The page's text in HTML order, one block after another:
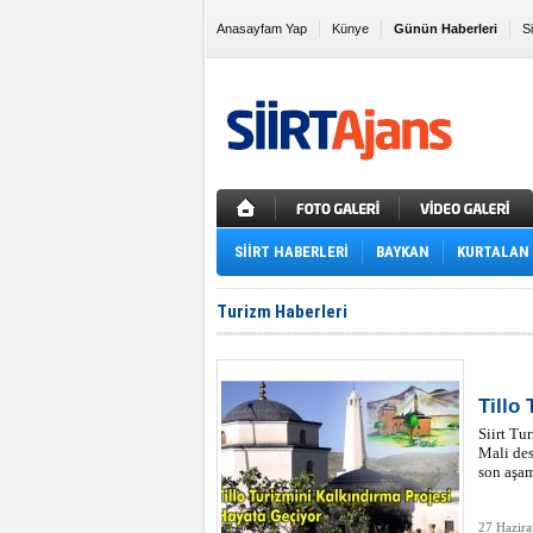
Anasayfam Yap Künye Günün Haberleri
Sık Kullanılanlara Ekle
SİİRT HABERLERİ BAYKAN KURTALAN
Turizm Haberleri
Tillo
Siirt
Mali
son
27